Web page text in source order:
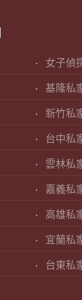
女子偵
基隆私
新竹私
台中私
雲林私
嘉義私
高雄私
宜蘭私
台東私